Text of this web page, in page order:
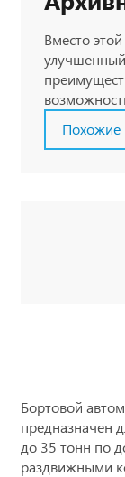
Вместо
Похожие
Бортовой
предназначен
до 35 тонн по
раздвижными